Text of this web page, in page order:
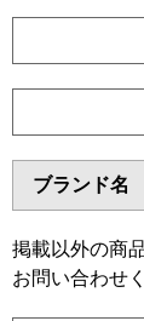
ダイキン
東芝
三菱電機
ダイキン
ブランド名
掲載以外の商
お問い合わせ